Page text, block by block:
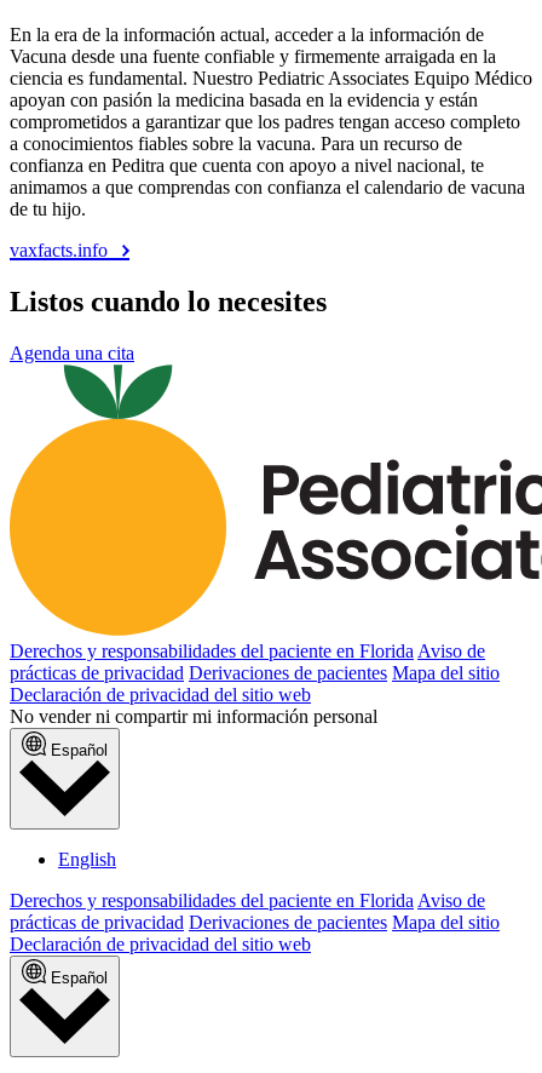
En la era de la información actual, acceder a la información de
Vacuna desde una fuente confiable y firmemente arraigada en la
ciencia es fundamental. Nuestro Pediatric Associates Equipo Médico
apoyan con pasión la medicina basada en la evidencia y están
comprometidos a garantizar que los padres tengan acceso completo
a conocimientos fiables sobre la vacuna. Para un recurso de
confianza en Peditra que cuenta con apoyo a nivel nacional, te
animamos a que comprendas con confianza el calendario de vacuna
de tu hijo.
vaxfacts.info
Listos cuando lo necesites
Agenda una cita
Derechos y responsabilidades del paciente en Florida Aviso de
prácticas de privacidad Derivaciones de pacientes Mapa del sitio
Declaración de privacidad del sitio web
No vender ni compartir mi información personal
Español
English
Derechos y responsabilidades del paciente en Florida Aviso de
prácticas de privacidad Derivaciones de pacientes Mapa del sitio
Declaración de privacidad del sitio web
Español